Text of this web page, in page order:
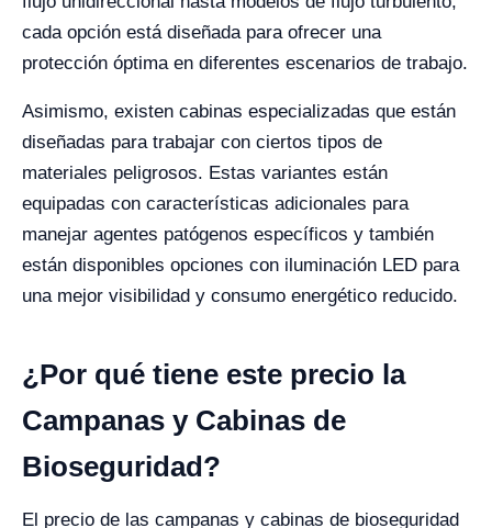
cada opción está diseñada para ofrecer una
protección óptima en diferentes escenarios de trabajo.
Asimismo, existen cabinas especializadas que están
diseñadas para trabajar con ciertos tipos de
materiales peligrosos. Estas variantes están
equipadas con características adicionales para
manejar agentes patógenos específicos y también
están disponibles opciones con iluminación LED para
una mejor visibilidad y consumo energético reducido.
¿Por qué tiene este precio la
Campanas y Cabinas de
Bioseguridad?
El precio de las campanas y cabinas de bioseguridad